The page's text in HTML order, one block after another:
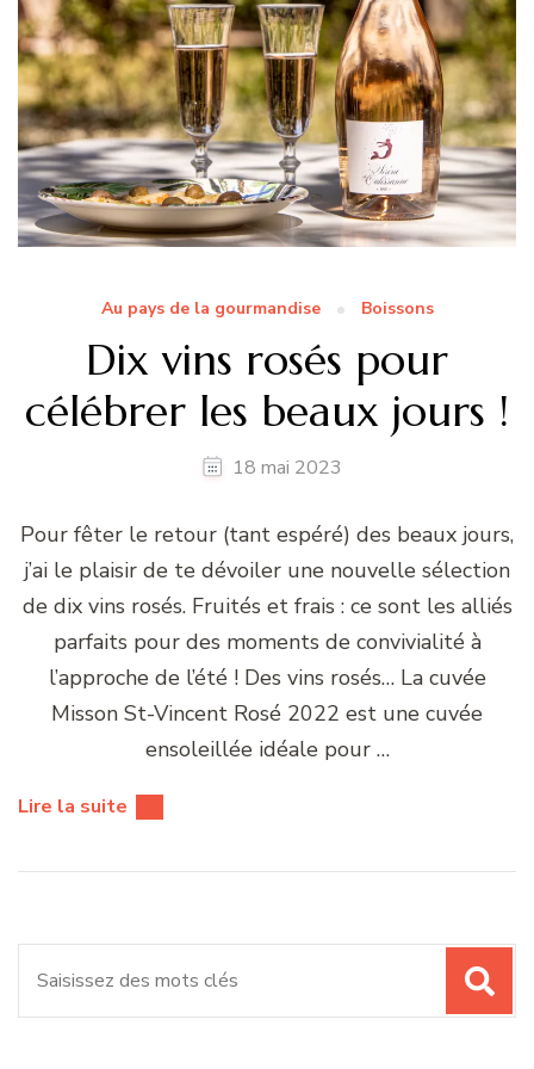
Au pays de la gourmandise Boissons
Dix vins rosés pour
célébrer les beaux jours !
18 mai 2023
Pour fêter le retour (tant espéré) des beaux jours,
j’ai le plaisir de te dévoiler une nouvelle sélection
de dix vins rosés. Fruités et frais : ce sont les alliés
parfaits pour des moments de convivialité à
l’approche de l’été ! Des vins rosés… La cuvée
Misson St-Vincent Rosé 2022 est une cuvée
ensoleillée idéale pour …
Lire la suite